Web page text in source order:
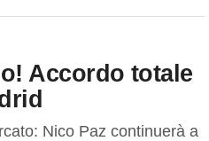
Accordo totale
Nico Paz continuerà a